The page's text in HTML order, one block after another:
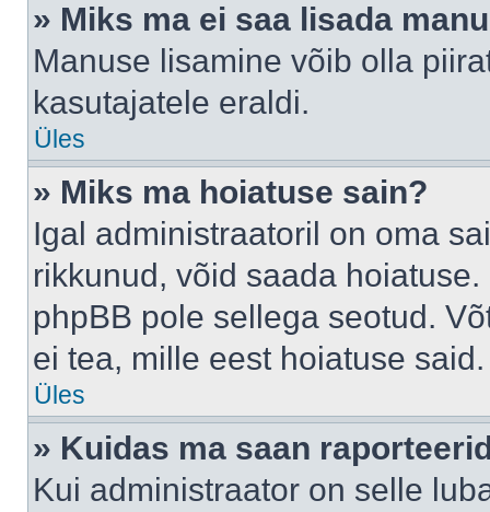
» Miks ma ei saa lisada
Manuse lisamine võib olla
kasutajatele eraldi.
Üles
» Miks ma hoiatuse sain?
Igal administraatoril on oma
rikkunud, võid saada
phpBB pole sellega seotud.
ei tea, mille eest hoiatuse said.
Üles
» Kuidas ma saan
Kui administraator on selle